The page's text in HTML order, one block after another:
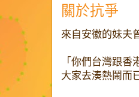
關於抗爭
來自安徽的妹夫
「你們台灣跟香
大家去湊熱鬧而